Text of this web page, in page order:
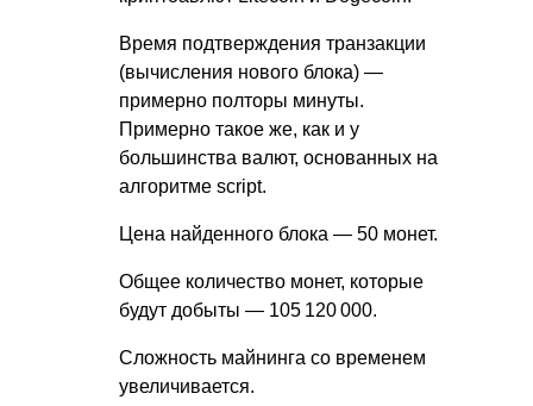
Время подтверждения транзакции
(вычисления нового блока) —
примерно полторы минуты.
Примерно такое же, как и у
большинства валют, основанных на
алгоритме script.
Цена найденного блока — 50 монет.
Общее количество монет, которые
будут добыты — 105 120 000.
Сложность майнинга со временем
увеличивается.